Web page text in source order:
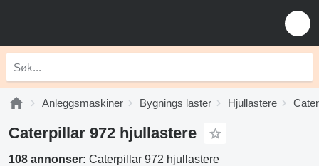
Anleggsmaskiner Bygnings laster Hjullastere
Caterpillar 972 hjullastere
108 annonser: Caterpillar 972 hjullastere